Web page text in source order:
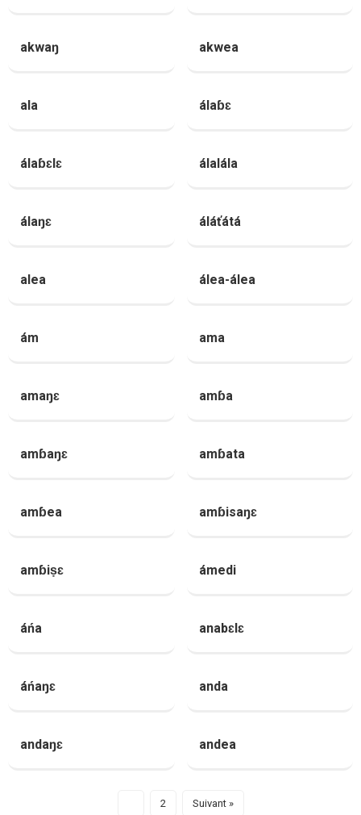
akwaŋ akwea
ala álaɓɛ
álaɓɛlɛ álalála
álaŋɛ áláťátá
alea álea-álea
ám ama
amaŋɛ amɓa
amɓaŋɛ amɓata
amɓea amɓisaŋɛ
amɓiṣɛ ámedi
áńa anabɛlɛ
áńaŋɛ anda
andaŋɛ andea
2 Suivant »